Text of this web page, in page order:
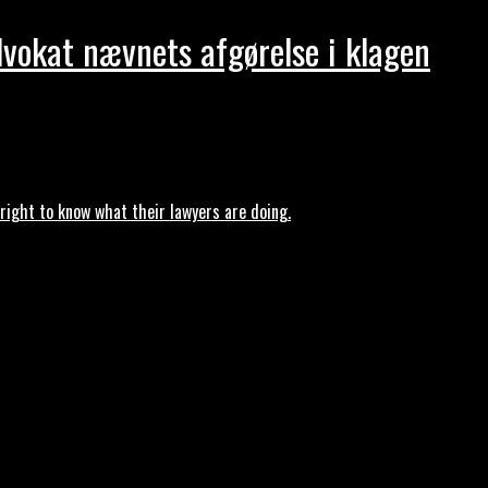
nævnets afgørelse i klagen
to know what their lawyers are doing.